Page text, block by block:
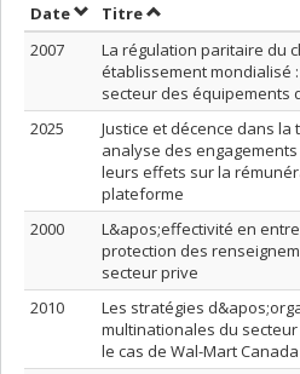
DateTrier par date en ordre
TitreTrier par titre en
2007
La régulation paritaire du
établissement mondialisé
secteur des équipements
2025
Justice et décence dans
analyse des
leurs effets sur la
plateforme
2000
L&apos;effectivité en
protection des
secteur prive
2010
Les stratégies
multinationales du
le cas de Wal-Mart